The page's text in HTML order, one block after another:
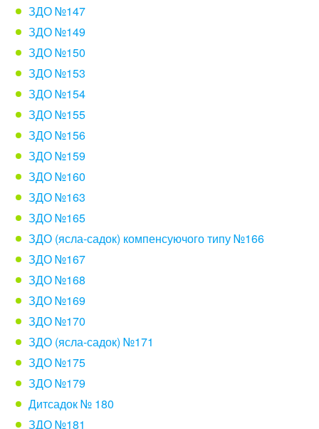
ЗДО №147
ЗДО №149
ЗДО №150
ЗДО №153
ЗДО №154
ЗДО №155
ЗДО №156
ЗДО №159
ЗДО №160
ЗДО №163
ЗДО №165
ЗДО (ясла-садок) компенсуючого типу №166
ЗДО №167
ЗДО №168
ЗДО №169
ЗДО №170
ЗДО (ясла-садок) №171
ЗДО №175
ЗДО №179
Дитсадок № 180
ЗДО №181